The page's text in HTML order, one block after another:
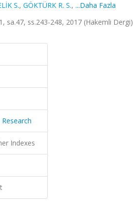
S., GÖKTÜRK R. S., ...Daha Fazla
sa.47, ss.243-248, 2017 (Hakemli Dergi)
Indexes